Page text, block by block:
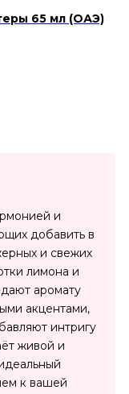
65 мл (ОАЭ)
и
добавить в
и свежих
лимона и
аромату
акцентами,
интригу
живой и
к вашей